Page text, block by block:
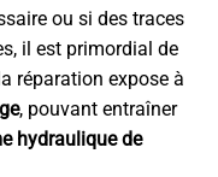
ou si des traces
il est primordial de
réparation expose à
, pouvant entraîner
hydraulique de